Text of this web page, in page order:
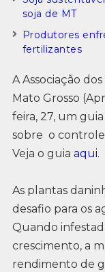
soja de MT
Produtores
fertilizantes
A Associação
Mato Grosso
feira, 27, um
sobre o controle
Veja o guia aqui.
As plantas
desafio para os
Quando
crescimento, a
rendimento de